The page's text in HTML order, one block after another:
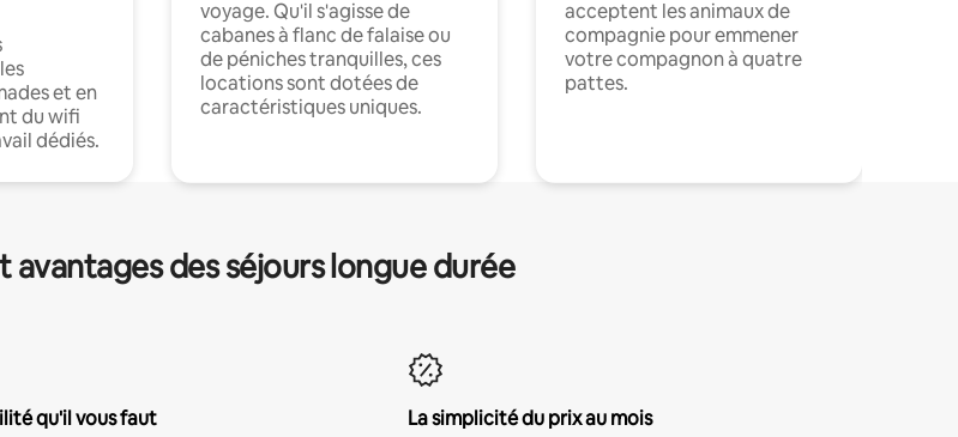
et en
du wifi
dédiés.
voyage. Qu'il s'agisse de
cabanes à flanc de falaise ou
de péniches tranquilles, ces
locations sont dotées de
caractéristiques uniques.
acceptent les animaux de
compagnie pour emmener
votre compagnon à quatre
pattes.
avantages des séjours longue durée
qu'il vous faut
La simplicité du prix au mois